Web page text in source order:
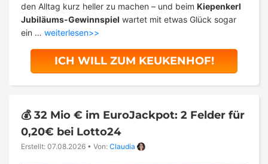
den Alltag kurz heller zu machen – und beim Kiepenkerl
Jubiläums-Gewinnspiel wartet mit etwas Glück sogar
ein … weiterlesen>>
ICH WILL ZUM KEUKENHOF!
💰 32 Mio € im EuroJackpot: 2 Felder für
0,20€ bei Lotto24
Erstellt: 07.08.2026 • Von: Claudia